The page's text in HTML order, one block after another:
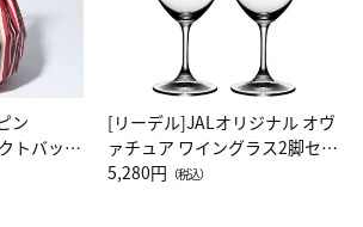
ン
トバッグ
LC）ス
[リーデル]JALオリジナル オヴ
ァチュア ワイングラス2脚セッ
ト（レッドワイン）
5,280円 （税込）